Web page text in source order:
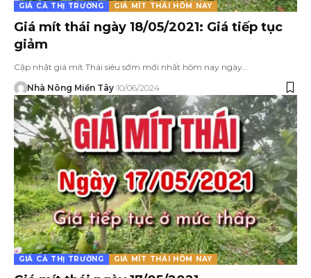
GIÁ CẢ THỊ TRƯỜNG GIÁ MÍT THÁI HÔM NAY
Giá mít thái ngày 18/05/2021: Giá tiếp tục
giảm
Cập nhật giá mít Thái siêu sớm mới nhất hôm nay ngày…
Nhà Nông Miền Tây 10/06/2024
GIÁ CẢ THỊ TRƯỜNG GIÁ MÍT THÁI HÔM NAY